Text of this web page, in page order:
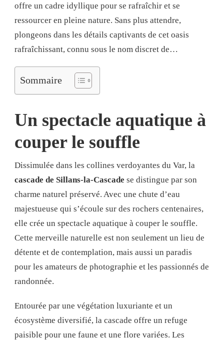
offre un cadre idyllique pour se rafraîchir et se
ressourcer en pleine nature. Sans plus attendre,
plongeons dans les détails captivants de cet oasis
rafraîchissant, connu sous le nom discret de…
Sommaire
Un spectacle aquatique à
couper le souffle
Dissimulée dans les collines verdoyantes du Var, la
cascade de Sillans-la-Cascade se distingue par son
charme naturel préservé. Avec une chute d’eau
majestueuse qui s’écoule sur des rochers centenaires,
elle crée un spectacle aquatique à couper le souffle.
Cette merveille naturelle est non seulement un lieu de
détente et de contemplation, mais aussi un paradis
pour les amateurs de photographie et les passionnés de
randonnée.
Entourée par une végétation luxuriante et un
écosystème diversifié, la cascade offre un refuge
paisible pour une faune et une flore variées. Les